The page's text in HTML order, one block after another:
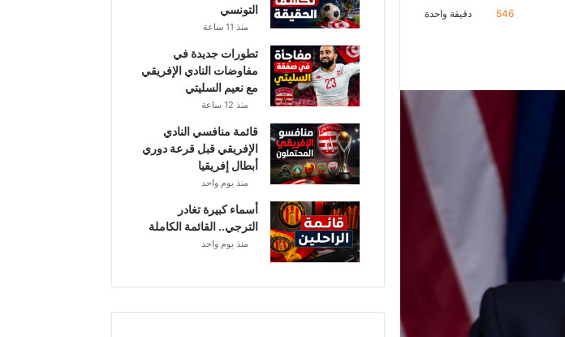
546 دقيقة واحدة
التونسي
منذ 11 ساعة
تطورات جديدة في
مفاوضات النادي الإفريقي
مع نعيم السليتي
منذ 12 ساعة
قائمة منافسي النادي
الإفريقي قبل قرعة دوري
أبطال إفريقيا
منذ يوم واحد
أسماء كبيرة تغادر
الترجي.. القائمة الكاملة
منذ يوم واحد